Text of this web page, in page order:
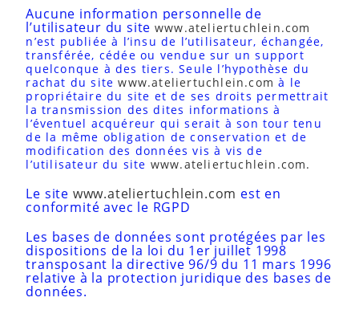
Aucune information personnelle de
l’utilisateur du sitewww.ateliertuchlein.com
n’est publiée à l’insu de l’utilisateur, échangée,
transférée, cédée ou vendue sur un support
quelconque à des tiers. Seule l’hypothèse du
rachat du sitewww.ateliertuchlein.com à le
propriétaire du site et de ses droits permettrait
la transmission des dites informations à
l’éventuel acquéreur qui serait à son tour tenu
de la même obligation de conservation et de
modification des données vis à vis de
l’utilisateur du site www.ateliertuchlein.com.
Le site www.ateliertuchlein.com est en
conformité avec le RGPD
Les bases de données sont protégées par les
dispositions de la loi du 1er juillet 1998
transposant la directive 96/9 du 11 mars 1996
relative à la protection juridique des bases de
données.